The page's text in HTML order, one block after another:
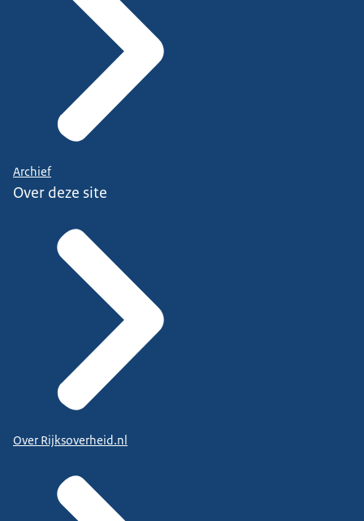
Archief
Over deze site
Over Rijksoverheid.nl